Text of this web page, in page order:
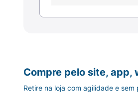
Compre pelo site,
Retire na loja com agilidade e sem